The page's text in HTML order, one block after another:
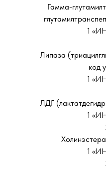
Гамма-
1
Липаза
код
1
ЛДГ
1
1